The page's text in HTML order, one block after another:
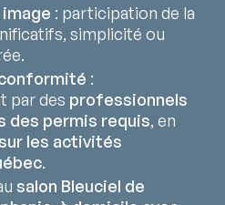
: participation de la
simplicité ou
:
par des professionnels
des permis requis, en
les activités
.
salon Bleuciel de